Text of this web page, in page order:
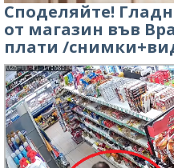
Споделяйте!
от магазин във
плати /